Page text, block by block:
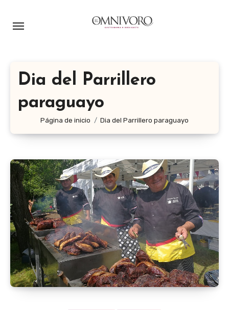
Dia del Parrillero
paraguayo
Página de inicio Dia del Parrillero paraguayo